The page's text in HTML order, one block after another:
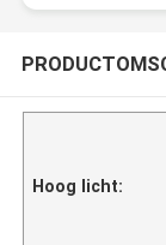
Hoog licht: